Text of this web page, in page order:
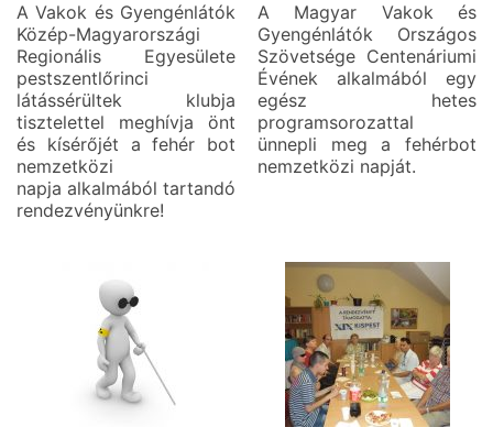
A Vakok és Gyengénlátók
Közép-Magyarországi
Regionális Egyesülete
pestszentlőrinci
látássérültek klubja
tisztelettel meghívja önt
és kísérőjét a fehér bot
nemzetközi
napja alkalmából tartandó
rendezvényünkre!
A Magyar Vakok és
Gyengénlátók Országos
Szövetsége Centenáriumi
Évének alkalmából egy
egész hetes
programsorozattal
ünnepli meg a fehérbot
nemzetközi napját.